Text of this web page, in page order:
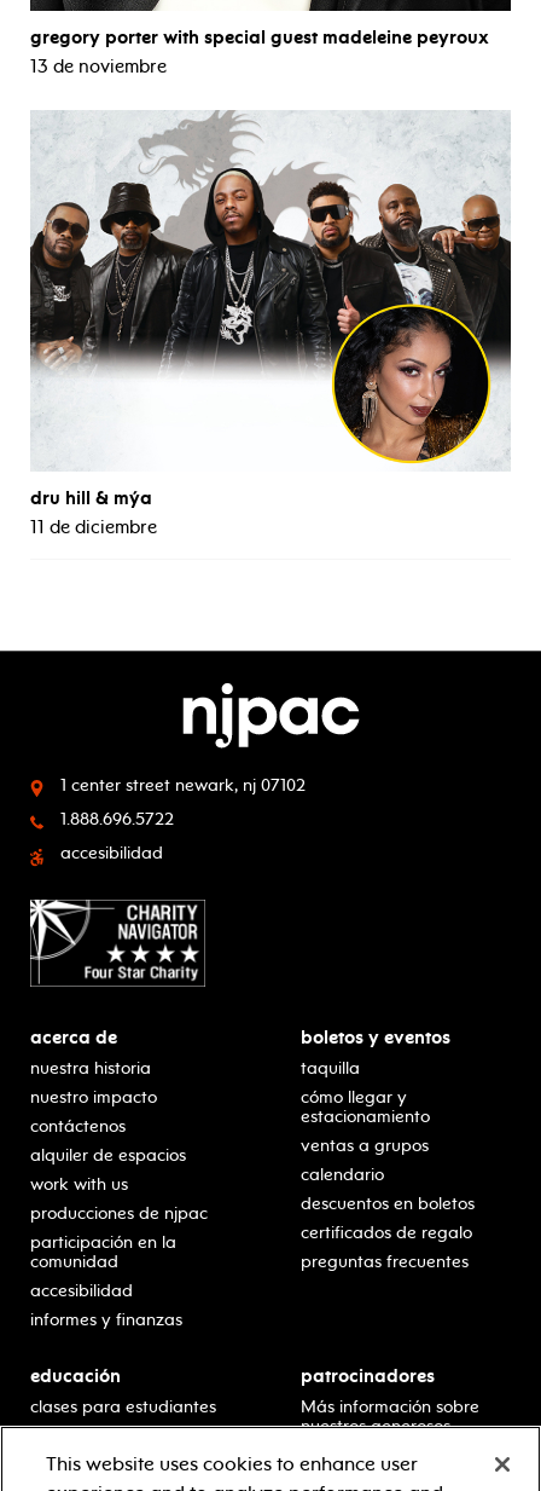
gregory porter with special guest madeleine peyroux
13 de noviembre
dru hill & mýa
11 de diciembre
1 center street newark, nj 07102
1.888.696.5722
accesibilidad
acerca de
nuestra historia
nuestro impacto
contáctenos
alquiler de espacios
work with us
producciones de njpac
participación en la
comunidad
accesibilidad
informes y finanzas
boletos y eventos
taquilla
cómo llegar y
estacionamiento
ventas a grupos
calendario
descuentos en boletos
certificados de regalo
preguntas frecuentes
educación
clases para estudiantes
escolar
residencias en escuelas
patrocinadores
Más información sobre
nuestros generosos
This website uses cookies to enhance user